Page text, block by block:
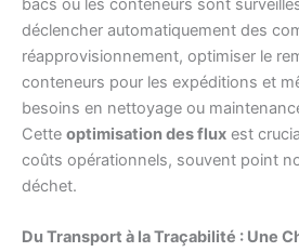
bacs ou les conteneurs sont
déclencher automatiquement des
réapprovisionnement, optimiser le
conteneurs pour les expéditions et
besoins en nettoyage ou
Cette optimisation des flux est
coûts opérationnels, souvent point
déchet.
Du Transport à la Traçabilité : Une